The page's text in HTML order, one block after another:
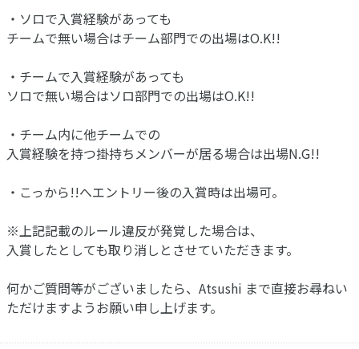
・ソロで入賞経験があっても
チームで無い場合はチーム部門での出場はO.K!!
・チームで入賞経験があっても
ソロで無い場合はソロ部門での出場はO.K!!
・チーム内に他チームでの
入賞経験を持つ掛持ちメンバーが居る場合は出場N.G!!
・こっから!!へエントリー後の入賞時は出場可。
※上記記載のルール違反が発覚した場合は、
入賞したとしても取り消しとさせていただきます。
何かご質問等がございましたら、Atsushi まで直接お尋ねい
ただけますようお願い申し上げます。